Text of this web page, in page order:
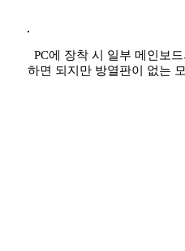
PC에 장착 시 일부 메인보
하면 되지만 방열판이 없는